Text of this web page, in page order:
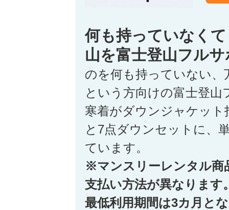
何も持っていなく
山を富士登山フル
のを何も持っていない
という方向けの富士登
寒着がダウンジャケッ
と7点ダウンセットに、
ています。
※マンスリーレンタル商
支払い方法が異なります
最低利用期間は3カ月と